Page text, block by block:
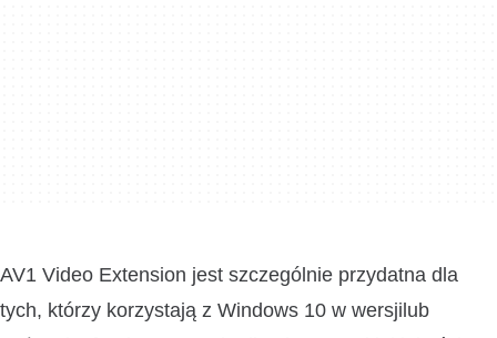
AV1 Video Extension jest szczególnie przydatna dla
tych, którzy korzystają z Windows 10 w wersjilub